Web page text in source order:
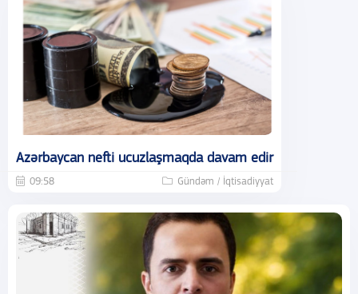
Azərbaycan nefti ucuzlaşmaqda davam edir
09:58 Gündəm / İqtisadiyyat